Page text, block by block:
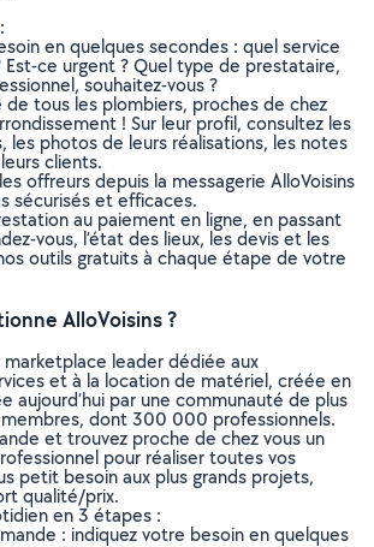
en quelques secondes : quel service
Est-ce urgent ? Quel type de prestataire,
souhaitez-vous ?
de tous les plombiers, proches de chez
! Sur leur profil, consultez les
les photos de leurs réalisations, les notes
clients.
offreurs depuis la messagerie AlloVoisins
sécurisés et efficaces.
au paiement en ligne, en passant
vous, l’état des lieux, les devis et les
outils gratuits à chaque étape de votre
AlloVoisins ?
marketplace leader dédiée aux
et à la location de matériel, créée en
aujourd’hui par une communauté de plus
dont 300 000 professionnels.
et trouvez proche de chez vous un
pour réaliser toutes vos
petit besoin aux plus grands projets,
qualité/prix.
en 3 étapes :
: indiquez votre besoin en quelques